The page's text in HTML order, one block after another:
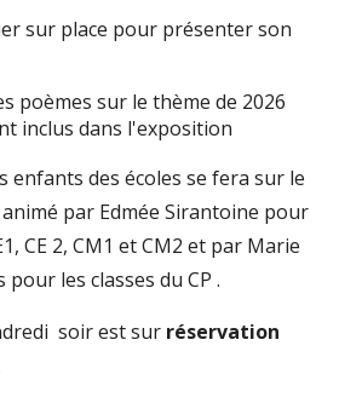
sur place pour présenter son
poèmes sur le thème de 2026
inclus dans l'exposition
enfants des écoles se fera sur le
par Edmée Sirantoine pour
CE 2, CM1 et CM2 et par Marie
les classes du CP .
soir est sur réservation